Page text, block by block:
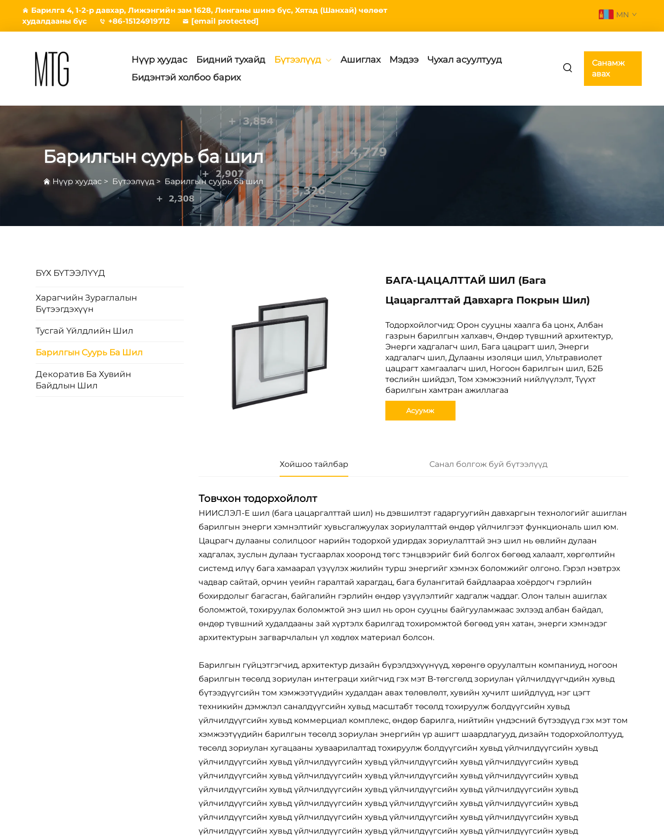
Барилга 4, 1-2-р давхар, Лижэнгийн зам 1628, Линганы шинэ бүс, Хятад (Шанхай) чөлөөт
худалдааны бүс
+86-15124919712 [email protected]
MN
Нүүр хуудас Бидний тухайд Бүтээлүүд Ашиглах Мэдээ
Чухал асуултууд
Бидэнтэй холбоо барих
Санамж
авах
Барилгын суурь ба шил
Нүүр хуудас > Бүтээлүүд > Барилгын суурь ба шил
БҮХ БҮТЭЭЛҮҮД
Харагчийн Зураглалын
Бүтээгдэхүүн
Тусгай Үйлдлийн Шил
Барилгын Суурь Ба Шил
Декоратив Ба Хувийн
Байдлын Шил
БАГА-ЦАЦАЛТТАЙ ШИЛ (Бага
Цацаргалттай Давхарга Покрын Шил)
Тодорхойлогчид: Орон сууцны хаалга ба цонх, Албан
газрын барилгын халхавч, Өндөр түвшний архитектур,
Энерги хадгалагч шил, Бага цацрагт шил, Энерги
хадгалагч шил, Дулааны изоляци шил, Ультравиолет
цацрагт хамгаалагч шил, Ногоон барилгын шил, Б2Б
төслийн шийдэл, Том хэмжээний нийлүүлэлт, Түүхт
барилгын хамтран ажиллагаа
Асуумж
Хойшоо тайлбар Санал болгож буй бүтээлүүд
Товчхон тодорхойлолт
НИИСЛЭЛ-Е шил (бага цацаргалттай шил) нь дэвшилтэт гадаргуугийн давхаргын технологийг ашиглан
барилгын энерги хэмнэлтийг хувьсгалжуулах зориулалттай өндөр үйлчилгээт функциональ шил юм.
Цацрагч дулааны солилцоог нарийн тодорхой удирдах зориулалттай энэ шил нь өвлийн дулаан
хадгалах, зуслын дулаан тусгаарлах хооронд төгс тэнцвэрийг бий болгох бөгөөд халаалт, хөргөлтийн
системд илүү бага хамаарал үзүүлэх жилийн турш энергийг хэмнэх боломжийг олгоно. Гэрэл нэвтрэх
чадвар сайтай, орчин үеийн гаралтай харагдац, бага булангитай байдлаараа хоёрдогч гэрлийн
бохирдолыг багасган, байгалийн гэрлийн өндөр үзүүлэлтийг хадгалж чаддаг. Олон талын ашиглах
боломжтой, тохируулах боломжтой энэ шил нь орон сууцны байгууламжаас эхлээд албан байдал,
өндөр түвшний худалдааны зай хүртэлх барилгад тохиромжтой бөгөөд уян хатан, энерги хэмнэдэг
архитектурын загварчлалын үл хөдлөх материал болсон.
Барилгын гүйцэтгэгчид, архитектур дизайн бүрэлдэхүүнүүд, хөрөнгө оруулалтын компаниуд, ногоон
барилгын төсөлд зориулан интеграци хийгчид гэх мэт B-төгсгөлд зориулан үйлчилдүүгчдийн хувьд
бүтээдүүгсийн том хэмжээтүүдийн худалдан авах төлөвлөлт, хувийн хучилт шийдлүүд, нэг цэгт
техникийн дэмжлэл саналдүүгсийн хувьд масштабт төсөлд тохируулж болдүүгсийн хувьд
үйлчилдүүгсийн хувьд коммерциал комплекс, өндөр барилга, нийтийн үндэсний бүтээдүүд гэх мэт том
хэмжээтүүдийн барилгын төсөлд зориулан энергийн үр ашигт шаардлагууд, дизайн тодорхойлолтууд,
төсөлд зориулан хугацааны хуваарилалтад тохируулж болдүүгсийн хувьд үйлчилдүүгсийн хувьд
үйлчилдүүгсийн хувьд үйлчилдүүгсийн хувьд үйлчилдүүгсийн хувьд үйлчилдүүгсийн хувьд
үйлчилдүүгсийн хувьд үйлчилдүүгсийн хувьд үйлчилдүүгсийн хувьд үйлчилдүүгсийн хувьд
үйлчилдүүгсийн хувьд үйлчилдүүгсийн хувьд үйлчилдүүгсийн хувьд үйлчилдүүгсийн хувьд
үйлчилдүүгсийн хувьд үйлчилдүүгсийн хувьд үйлчилдүүгсийн хувьд үйлчилдүүгсийн хувьд
үйлчилдүүгсийн хувьд үйлчилдүүгсийн хувьд үйлчилдүүгсийн хувьд үйлчилдүүгсийн хувьд
үйлчилдүүгсийн хувьд үйлчилдүүгсийн хувьд үйлчилдүүгсийн хувьд үйлчилдүүгсийн хувьд